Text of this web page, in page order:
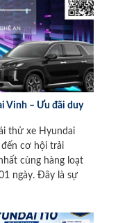
Vinh – Ưu đãi duy
thử xe Hyundai
cơ hội trải
cùng hàng loạt
ngày. Đây là sự